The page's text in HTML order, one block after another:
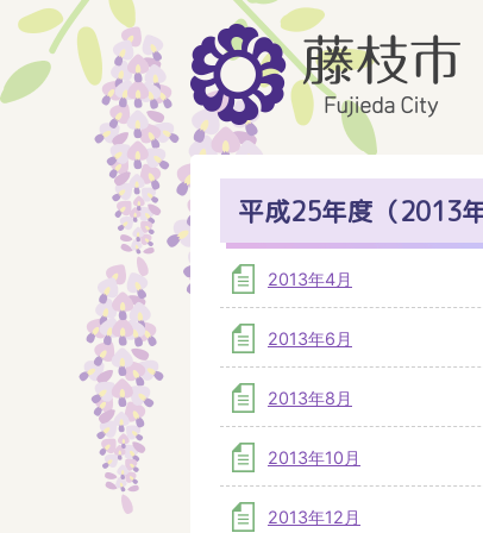
平成25年度（2013
2013年4月
2013年6月
2013年8月
2013年10月
2013年12月